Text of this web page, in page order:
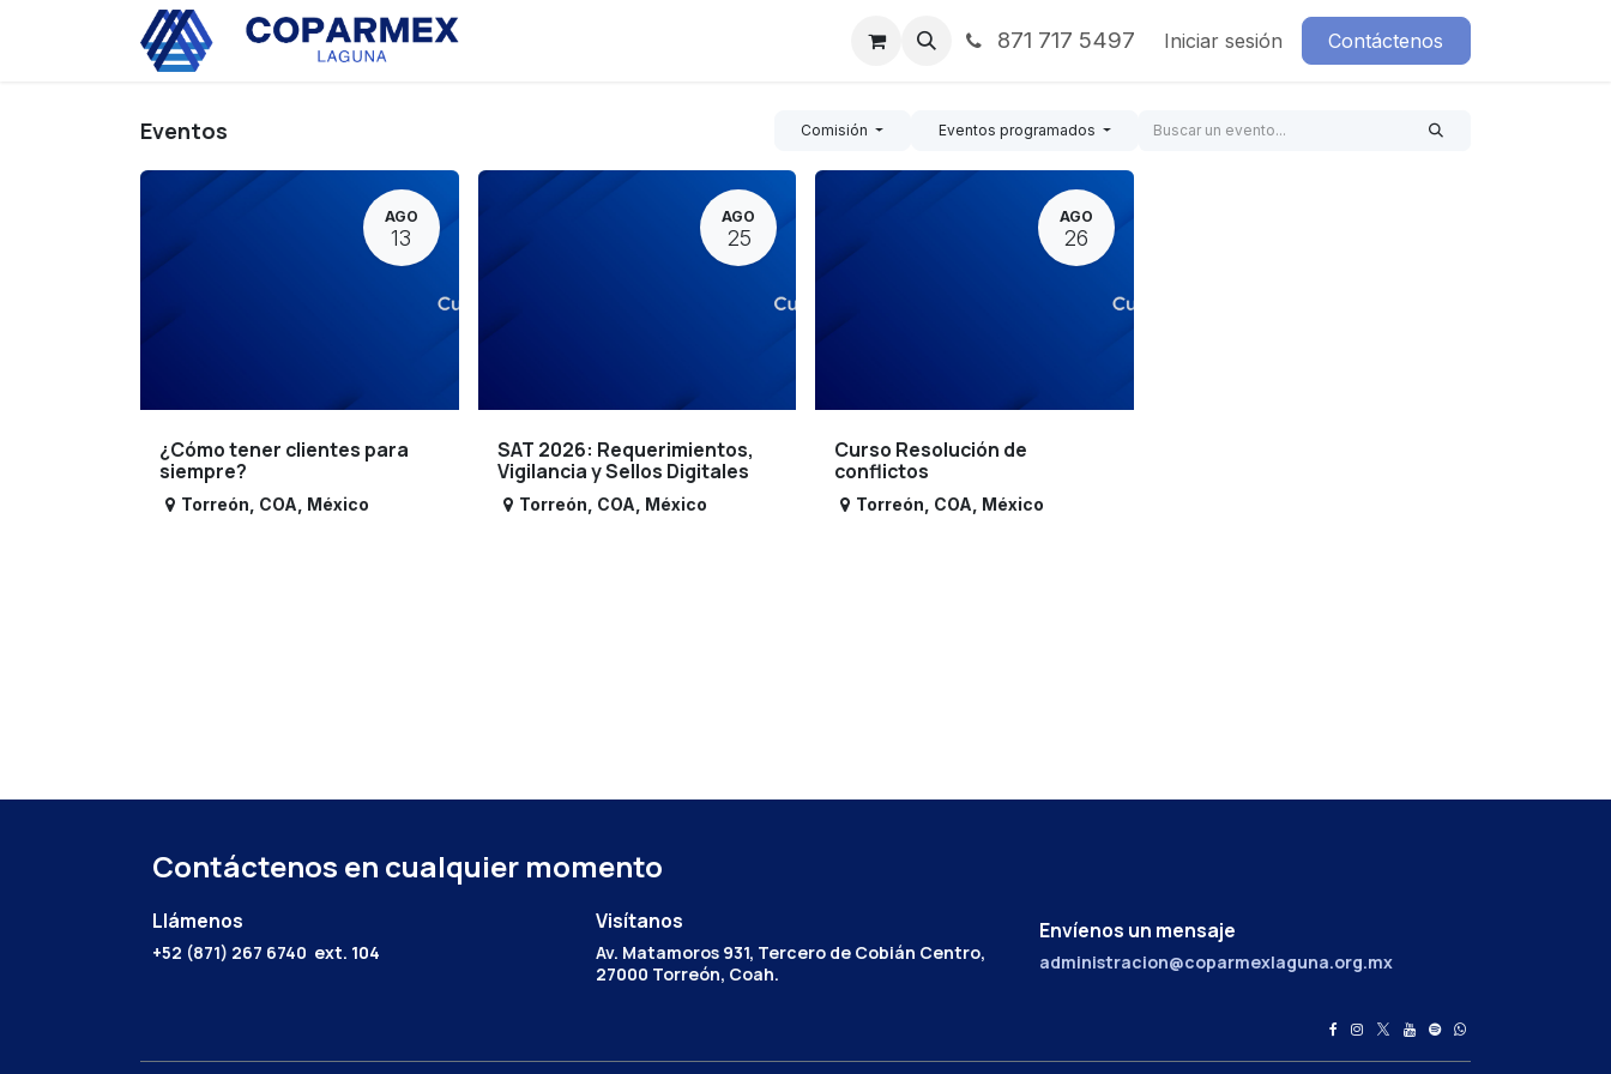
Noticias Contáctenos871 717 5497 Iniciar sesión Contáctenos
Eventos Comisión Eventos programados
AGO
13
¿Cómo tener clientes para
siempre?
Torreón COA México
AGO
25
SAT 2026: Requerimientos,
Vigilancia y Sellos Digitales
Torreón COA México
AGO
26
Curso Resolución de
conflictos
Torreón COA México
Contáctenos en cualquier momento
Llámenos
+52 (871) 267 6740 ext. 104
Envíenos un mensaje
administracion@coparmexlaguna.org.mx
Visítanos
Av. Matamoros 931, Tercero de Cobián Centro,
27000 Torreón, Coah.